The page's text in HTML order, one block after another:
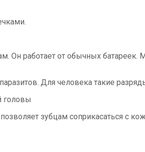
Он работает от обычных
Для человека такие
головы
зубцам соприкасаться с